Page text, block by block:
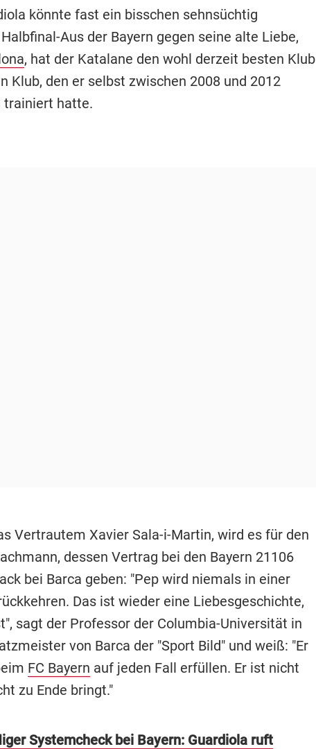
könnte fast ein bisschen sehnsüchtig
Aus der Bayern gegen seine alte Liebe,
, hat der Katalane den wohl derzeit besten Klub
Klub, den er selbst zwischen 2008 und 2012
trainiert hatte.
Vertrautem Xavier Sala-i-Martin, wird es für den
dessen Vertrag bei den Bayern 21106
bei Barca geben: "Pep wird niemals in einer
Das ist wieder eine Liebesgeschichte,
sagt der Professor der Columbia-Universität in
von Barca der "Sport Bild" und weiß: "Er
FC Bayern auf jeden Fall erfüllen. Er ist nicht
zu Ende bringt."
Systemcheck bei Bayern: Guardiola ruft